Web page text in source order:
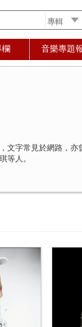
音樂專題
文字常見於網路，
等人。